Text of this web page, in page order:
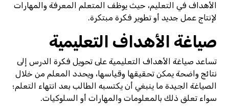
الأهداف في التعليم، حيث يوظف المتعلم المعرفة والمهارات
لإنتاج عمل جديد أو تطوير فكرة مبتكرة.
صياغة الأهداف التعليمية
تساعد صياغة الأهداف التعليمية على تحويل فكرة الدرس إلى
نتائج واضحة يمكن تحقيقها وقياسها، ويحدد المعلم من خلال
الصياغة الجيدة ما ينبغي أن يكتسبه الطالب بعد انتهاء التعلم؛
سواء تعلق ذلك بالمعلومات والمهارات أو السلوكيات.